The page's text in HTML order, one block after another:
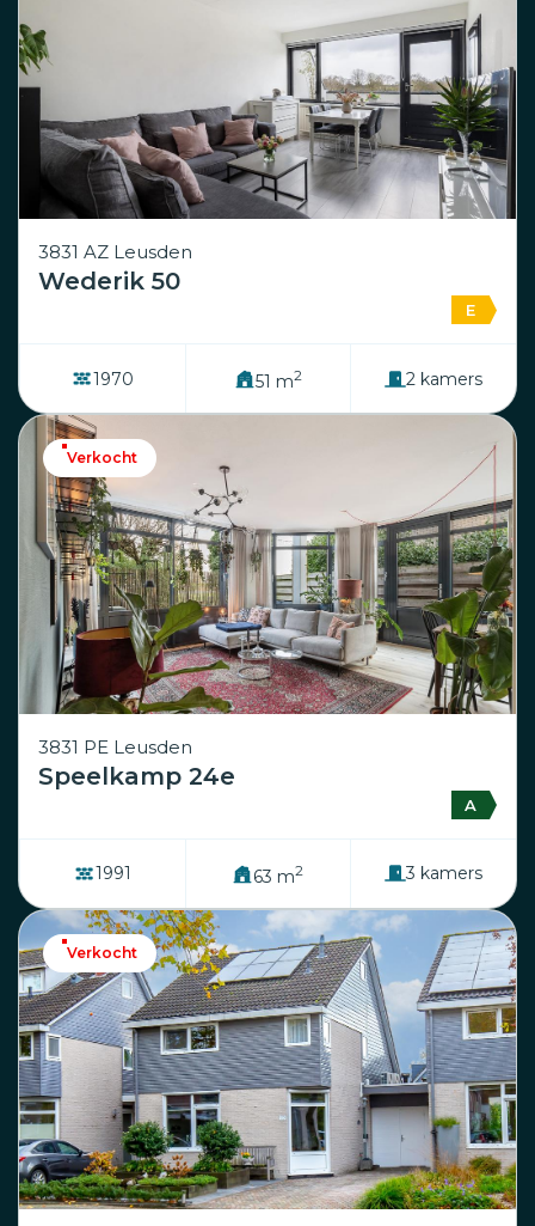
3831 AZ Leusden
Wederik 50
E
1970 51 m2 2 kamers
3831 PE Leusden
Speelkamp 24e
A
1991 63 m2 3 kamers
Verkocht
Verkocht